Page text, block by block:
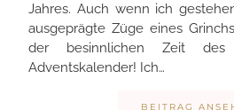
Jahres. Auch wenn ich
ausgeprägte Züge eines
der besinnlichen Zeit
Adventskalender! Ich…
BEITRAG